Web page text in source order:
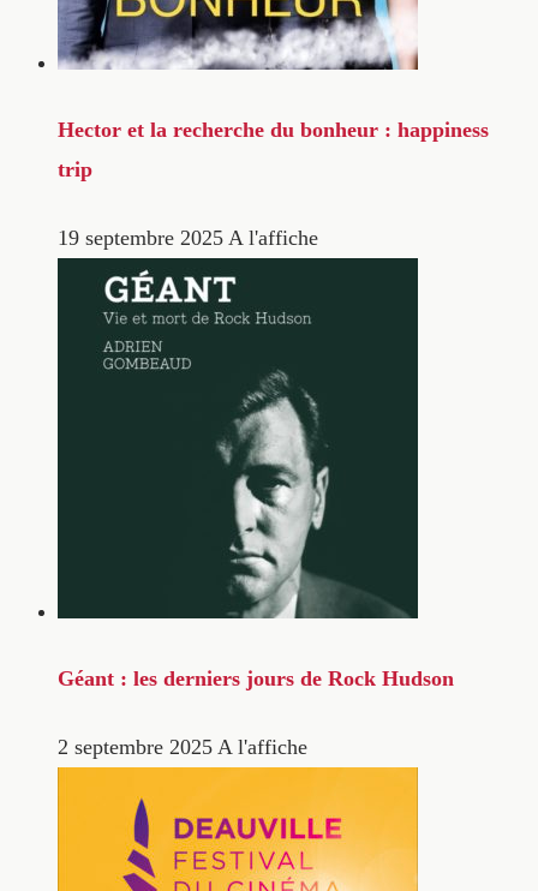
Hector et la recherche du bonheur : happiness
trip
19 septembre 2025 A l'affiche
Géant : les derniers jours de Rock Hudson
2 septembre 2025 A l'affiche